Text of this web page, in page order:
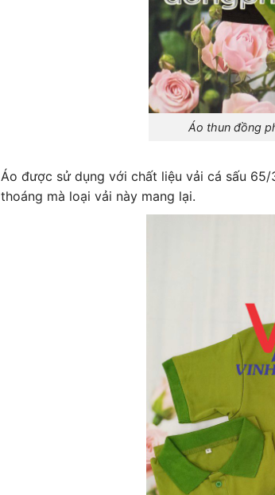
Áo thun đồng
Áo được sử dụng với chất liệu vải cá sấu
thoáng mà loại vải này mang lại.